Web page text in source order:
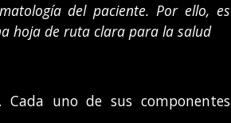
del paciente. Por ello, es
hoja de ruta clara para la salud
uno de sus componentes